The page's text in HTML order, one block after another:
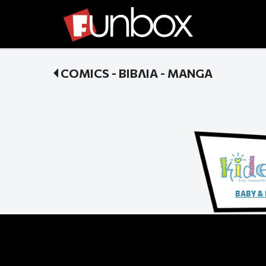
COMICS - ΒΙΒΛΙΑ - MANGA
BABY &